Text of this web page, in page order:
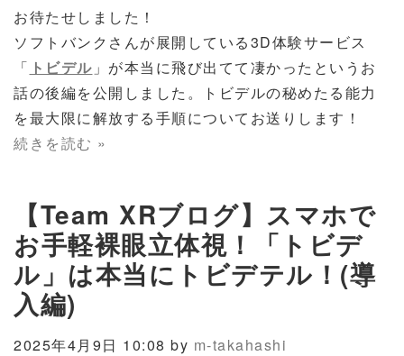
お待たせしました！
ソフトバンクさんが展開している3D体験サービス
「 トビデル 」が本当に飛び出てて凄かったというお
話の後編を公開しました。トビデルの秘めたる能力
を最大限に解放する手順についてお送りします！
続きを読む »
【Team XRブログ】スマホで
お手軽裸眼立体視！「トビデ
ル」は本当にトビデテル！(導
入編)
2025年4月9日 10:08 by m-takahashi